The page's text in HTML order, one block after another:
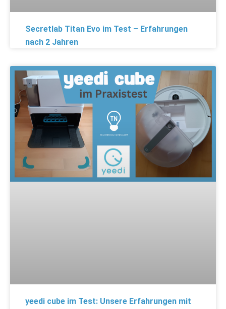
Secretlab Titan Evo im Test – Erfahrungen
nach 2 Jahren
yeedi cube im Test: Unsere Erfahrungen mit